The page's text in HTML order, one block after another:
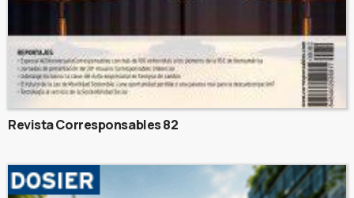
Revista Corresponsables 82